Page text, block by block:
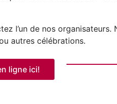
l’un de nos
autres célébrations.
ligne ici!